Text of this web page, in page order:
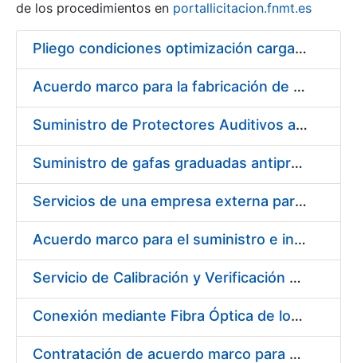
Erakutsi/Ezkutatu
de los procedimientos en portallicitacion.fnmt.es
Pliego condiciones optimización cargas compras firmado
Acuerdo marco para la fabricación de piezas
Suministro de Protectores Auditivos a medida para las personas trabajadoras de los Centros de Trabajo de Madrid y Burgos
Suministro de gafas graduadas antiproyecciones para los trabajadores de la FNMT-RCM en los centros de trabajo de Madrid y Burgos
Servicios de una empresa externa para el asesoramiento y resolución de los recursos de alzada que se presentan relacionados con procesos de selección para la FNMT-RCM
Acuerdo marco para el suministro e instalación de persianas, estores y otros complementos
Servicio de Calibración y Verificación Externa de los Equipos de Medición del Servicio de Prevención de la FNMT-RCM
Conexión mediante Fibra Óptica de los Centros de Proceso de Datos (CPDs) de las sedes de la FNMT-RCM de Burgos y Madrid
Contratación de acuerdo marco para el Suministro de Material de Electricidad para la Fábrica Nacional de Moneda y Timbre-Real Casa de la Moneda en su centro de trabajo de Burgos